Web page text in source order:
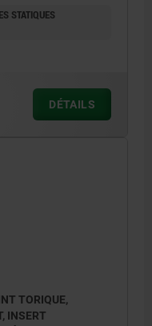
STATIQUES
DÉTAILS
TORIQUE,
INSERT